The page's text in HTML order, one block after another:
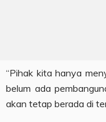
“Pihak kita hanya
belum ada
akan tetap berada di